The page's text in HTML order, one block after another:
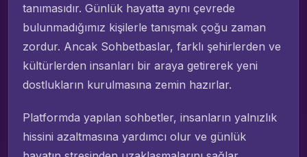
tanımasıdır. Günlük hayatta aynı çevrede
bulunmadığımız kişilerle tanışmak çoğu zaman
zordur. Ancak Sohbetbaslar, farklı şehirlerden ve
kültürlerden insanları bir araya getirerek yeni
dostlukların kurulmasına zemin hazırlar.
Platformda yapılan sohbetler, insanların yalnızlık
hissini azaltmasına yardımcı olur ve günlük